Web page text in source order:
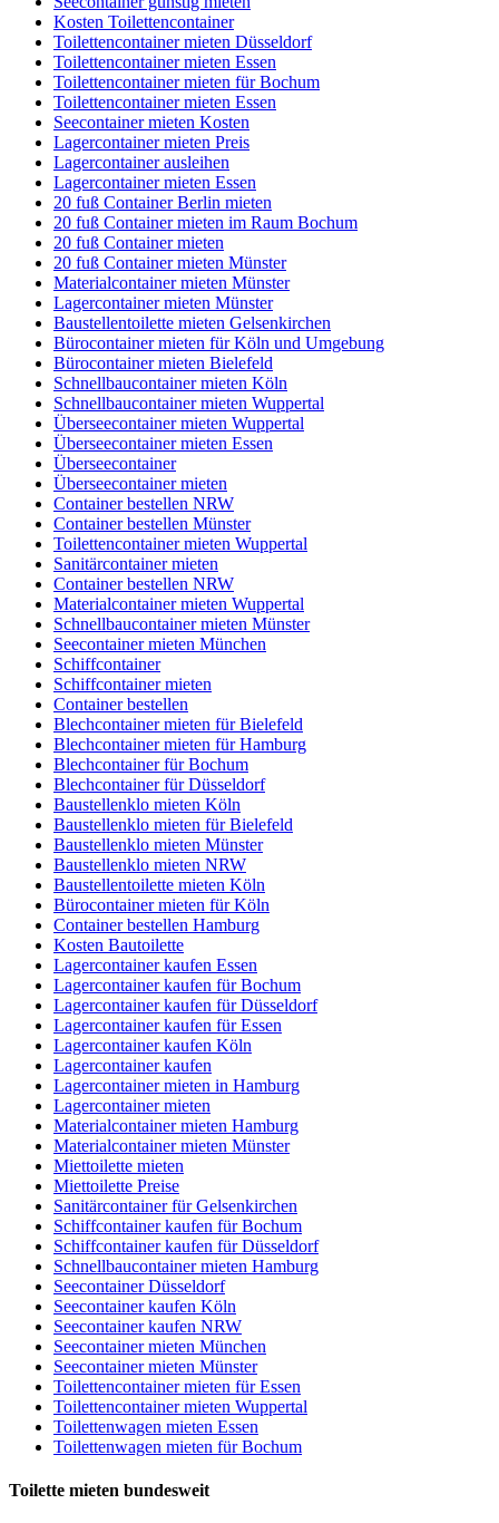
Kosten Toilettencontainer
Toilettencontainer mieten Düsseldorf
Toilettencontainer mieten Essen
Toilettencontainer mieten für Bochum
Toilettencontainer mieten Essen
Seecontainer mieten Kosten
Lagercontainer mieten Preis
Lagercontainer ausleihen
Lagercontainer mieten Essen
20 fuß Container Berlin mieten
20 fuß Container mieten im Raum Bochum
20 fuß Container mieten
20 fuß Container mieten Münster
Materialcontainer mieten Münster
Lagercontainer mieten Münster
Baustellentoilette mieten Gelsenkirchen
Bürocontainer mieten für Köln und Umgebung
Bürocontainer mieten Bielefeld
Schnellbaucontainer mieten Köln
Schnellbaucontainer mieten Wuppertal
Überseecontainer mieten Wuppertal
Überseecontainer mieten Essen
Überseecontainer
Überseecontainer mieten
Container bestellen NRW
Container bestellen Münster
Toilettencontainer mieten Wuppertal
Sanitärcontainer mieten
Container bestellen NRW
Materialcontainer mieten Wuppertal
Schnellbaucontainer mieten Münster
Seecontainer mieten München
Schiffcontainer
Schiffcontainer mieten
Container bestellen
Blechcontainer mieten für Bielefeld
Blechcontainer mieten für Hamburg
Blechcontainer für Bochum
Blechcontainer für Düsseldorf
Baustellenklo mieten Köln
Baustellenklo mieten für Bielefeld
Baustellenklo mieten Münster
Baustellenklo mieten NRW
Baustellentoilette mieten Köln
Bürocontainer mieten für Köln
Container bestellen Hamburg
Kosten Bautoilette
Lagercontainer kaufen Essen
Lagercontainer kaufen für Bochum
Lagercontainer kaufen für Düsseldorf
Lagercontainer kaufen für Essen
Lagercontainer kaufen Köln
Lagercontainer kaufen
Lagercontainer mieten in Hamburg
Lagercontainer mieten
Materialcontainer mieten Hamburg
Materialcontainer mieten Münster
Miettoilette mieten
Miettoilette Preise
Sanitärcontainer für Gelsenkirchen
Schiffcontainer kaufen für Bochum
Schiffcontainer kaufen für Düsseldorf
Schnellbaucontainer mieten Hamburg
Seecontainer Düsseldorf
Seecontainer kaufen Köln
Seecontainer kaufen NRW
Seecontainer mieten München
Seecontainer mieten Münster
Toilettencontainer mieten für Essen
Toilettencontainer mieten Wuppertal
Toilettenwagen mieten Essen
Toilettenwagen mieten für Bochum
Toilette mieten bundesweit